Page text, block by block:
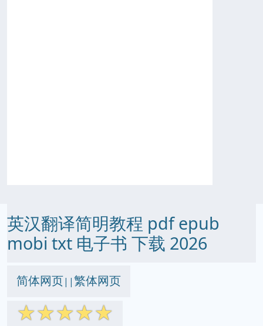
英汉翻译简明教程 pdf epub
mobi txt 电子书 下载 2026
简体网页||繁体网页
☆☆☆☆☆